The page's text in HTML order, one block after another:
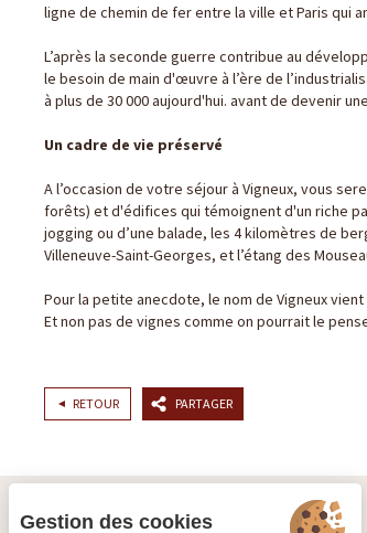
ligne de chemin de fer entre la ville et Paris qui
L’après la seconde guerre contribue au
le besoin de main d'œuvre à l’ère de
à plus de 30 000 aujourd'hui. avant de devenir
Un cadre de vie préservé
A l’occasion de votre séjour à Vigneux, vous
forêts) et d'édifices qui témoignent d'un riche
jogging ou d’une balade, les 4 kilomètres de
Villeneuve-Saint-Georges, et l’étang des
Pour la petite anecdote, le nom de Vigneux vient
Et non pas de vignes comme on pourrait le
RETOUR PARTAGER
Gestion des cookies